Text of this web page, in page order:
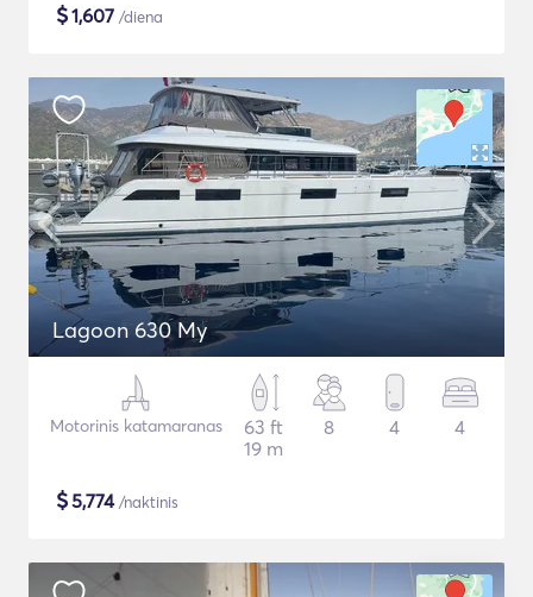
$1,607 /diena
Lagoon 630 My
Motorinis katamaranas
63 ft
19 m
8 4 4
$5,774/naktinis